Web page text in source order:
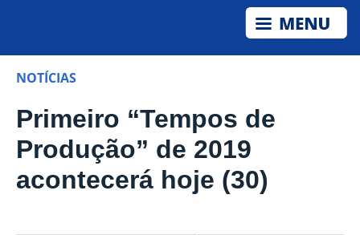
NOTÍCIAS
Primeiro “Tempos de
Produção” de 2019
acontecerá hoje (30)